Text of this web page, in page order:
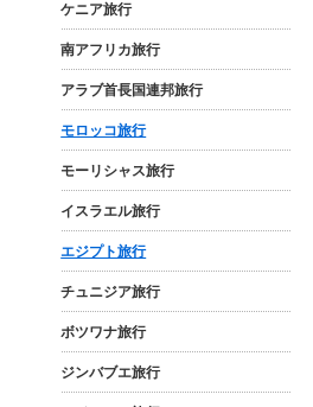
ケニア旅行
南アフリカ旅行
アラブ首長国連邦旅行
モロッコ旅行
モーリシャス旅行
イスラエル旅行
エジプト旅行
チュニジア旅行
ボツワナ旅行
ジンバブエ旅行